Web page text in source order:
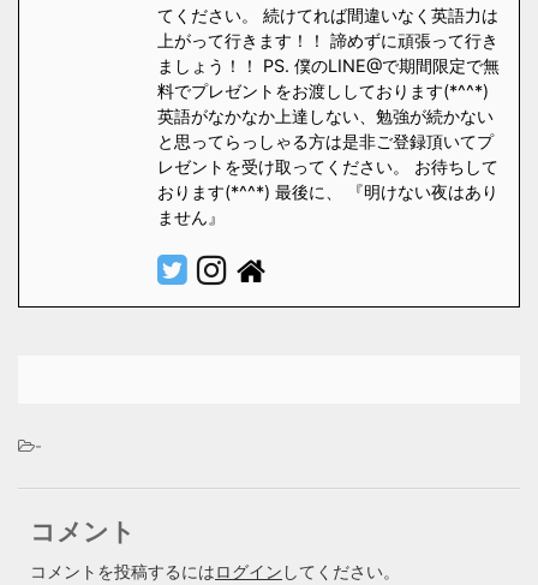
てください。 続けてれば間違いなく英語力は
上がって行きます！！ 諦めずに頑張って行き
ましょう！！ PS. 僕のLINE@で期間限定で無
料でプレゼントをお渡ししております(*^^*)
英語がなかなか上達しない、勉強が続かない
と思ってらっしゃる方は是非ご登録頂いてプ
レゼントを受け取ってください。 お待ちして
おります(*^^*) 最後に、 『明けない夜はあり
ません』
-
コメント
コメントを投稿するにはログイン してください。